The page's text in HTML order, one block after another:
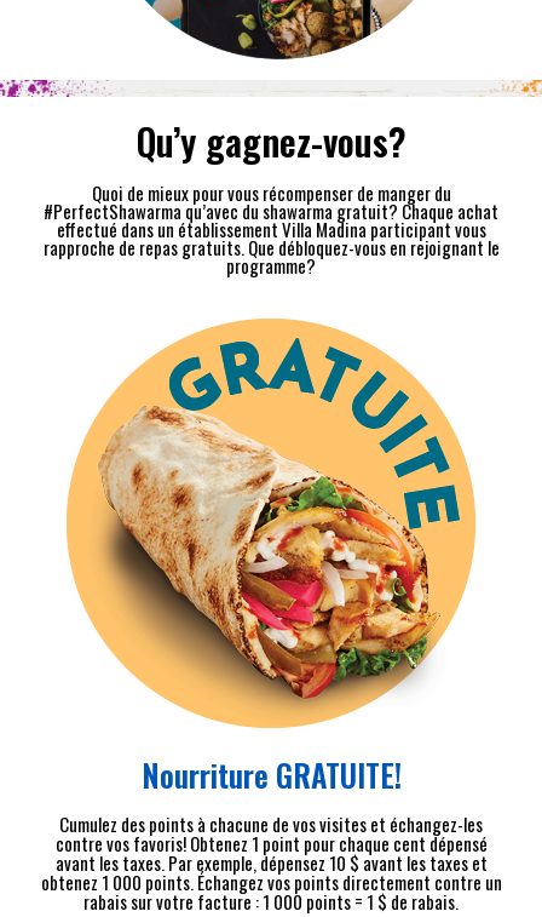
Qu’y gagnez-vous?
Quoi de mieux pour vous récompenser de manger du
#PerfectShawarma qu’avec du shawarma gratuit? Chaque achat
effectué dans un établissement Villa Madina participant vous
rapproche de repas gratuits. Que débloquez-vous en rejoignant le
programme?
Nourriture GRATUITE!
Cumulez des points à chacune de vos visites et échangez-les
contre vos favoris! Obtenez 1 point pour chaque cent dépensé
avant les taxes. Par exemple, dépensez 10 $ avant les taxes et
obtenez 1 000 points. Échangez vos points directement contre un
rabais sur votre facture : 1 000 points = 1 $ de rabais.